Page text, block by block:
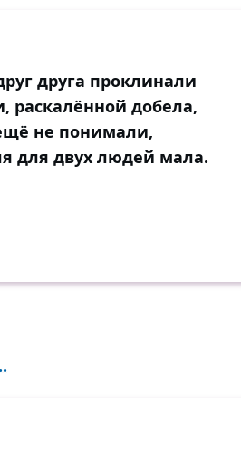
друга проклинали
раскалённой добела,
не понимали,
для двух людей мала.